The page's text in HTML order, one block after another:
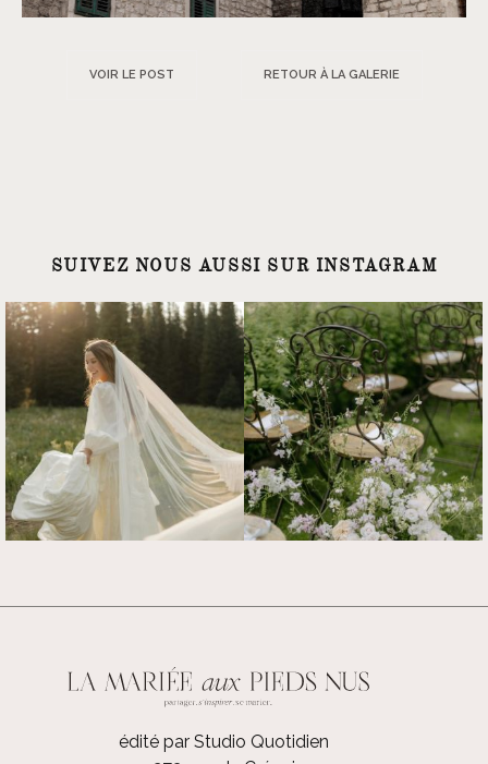
VOIR LE POST RETOUR À LA GALERIE
SUIVEZ NOUS AUSSI SUR INSTAGRAM
édité par Studio Quotidien